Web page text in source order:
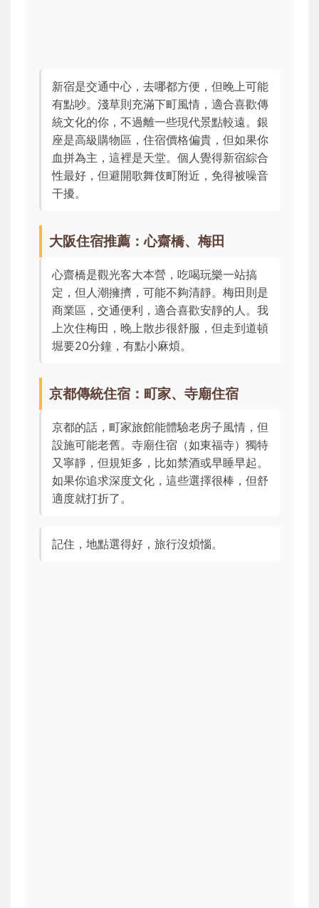
新宿是交通中心，去哪都方便，但晚上可能
有點吵。淺草則充滿下町風情，適合喜歡傳
統文化的你，不過離一些現代景點較遠。銀
座是高級購物區，住宿價格偏貴，但如果你
血拼為主，這裡是天堂。個人覺得新宿綜合
性最好，但避開歌舞伎町附近，免得被噪音
干擾。
大阪住宿推薦：心齋橋、梅田
心齋橋是觀光客大本營，吃喝玩樂一站搞
定，但人潮擁擠，可能不夠清靜。梅田則是
商業區，交通便利，適合喜歡安靜的人。我
上次住梅田，晚上散步很舒服，但走到道頓
堀要20分鐘，有點小麻煩。
京都傳統住宿：町家、寺廟住宿
京都的話，町家旅館能體驗老房子風情，但
設施可能老舊。寺廟住宿（如東福寺）獨特
又寧靜，但規矩多，比如禁酒或早睡早起。
如果你追求深度文化，這些選擇很棒，但舒
適度就打折了。
記住，地點選得好，旅行沒煩惱。